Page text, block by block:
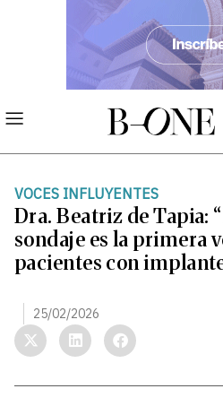
VOCES INFLUYENTES
Dra. Beatriz de Tapia:
sondaje es la primera
pacientes con
25/02/2026